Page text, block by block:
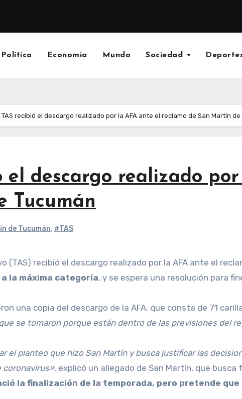
Política Economia Mundo Sociedad
TAS recibió el descargo realizado por la AFA ante el reclamo de San Martín de
el descargo realizado
Tucumán
de Tucumán, #TAS
(TAS) recibió el descargo realizado por la AFA ante el
la máxima categoría, y se espera una resolución para
una copia del descargo de la AFA, que consta de 71
se tomaron porque están dentro de las previsiones del
el planteo que hizo San Martín y busca justificar las
coronavirus», explicó un allegado de San Martín, que
la finalización de la temporada, pero pretende que